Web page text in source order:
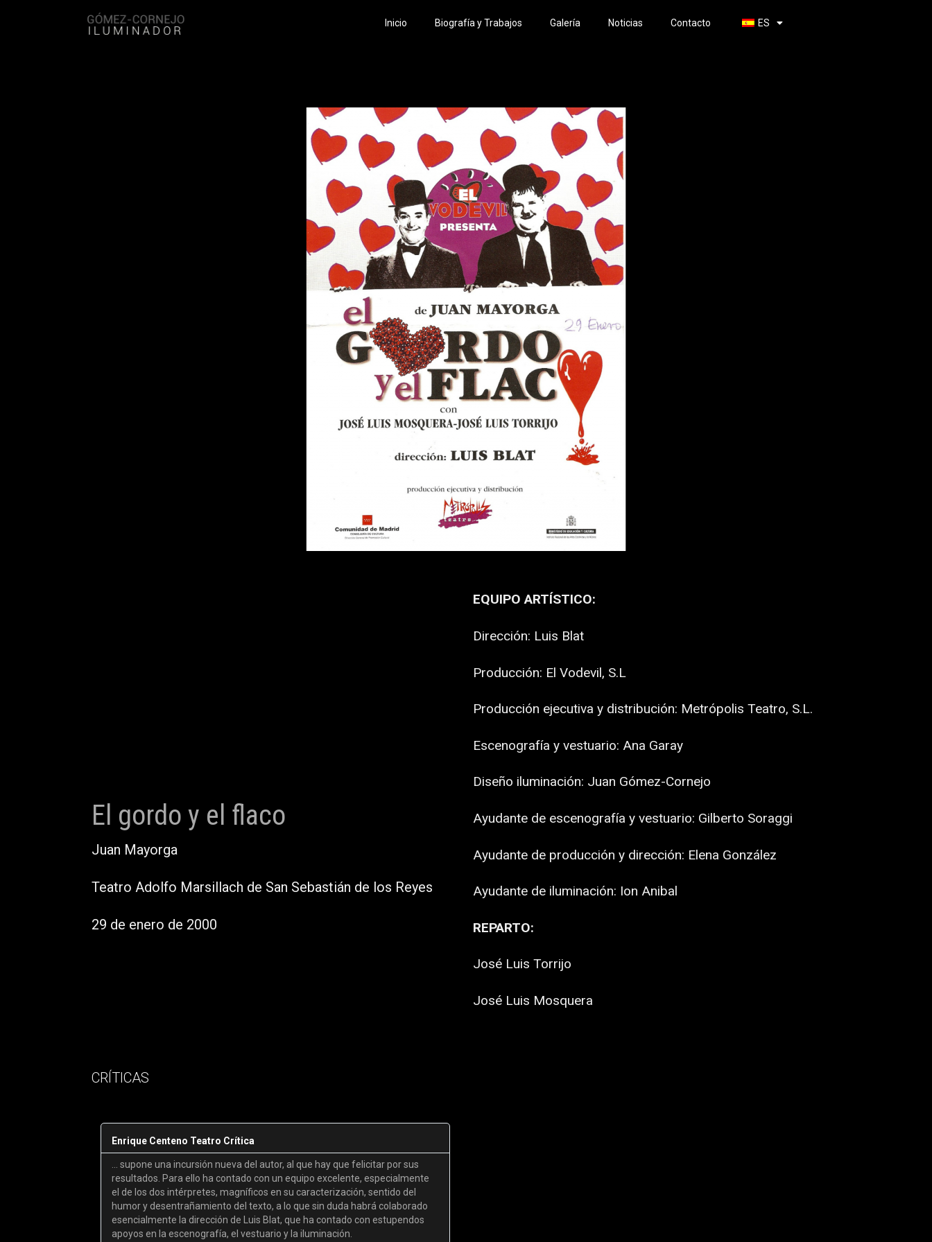
Inicio Biografía y Trabajos Galería Noticias Contacto ES
El gordo y el flaco
Juan Mayorga
Teatro Adolfo Marsillach de San Sebastián de los Reyes
29 de enero de 2000
EQUIPO ARTÍSTICO:
Dirección: Luis Blat
Producción: El Vodevil, S.L
Producción ejecutiva y distribución: Metrópolis Teatro, S.L.
Escenografía y vestuario: Ana Garay
Diseño iluminación: Juan Gómez-Cornejo
Ayudante de escenografía y vestuario: Gilberto Soraggi
Ayudante de producción y dirección: Elena González
Ayudante de iluminación: Ion Anibal
REPARTO:
José Luis Torrijo
José Luis Mosquera
CRÍTICAS
Enrique Centeno Teatro Crítica
... supone una incursión nueva del autor, al que hay que felicitar por sus
resultados. Para ello ha contado con un equipo excelente, especialmente
el de los dos intérpretes, magníficos en su caracterización, sentido del
humor y desentrañamiento del texto, a lo que sin duda habrá colaborado
esencialmente la dirección de Luis Blat, que ha contado con estupendos
apoyos en la escenografía, el vestuario y la iluminación.